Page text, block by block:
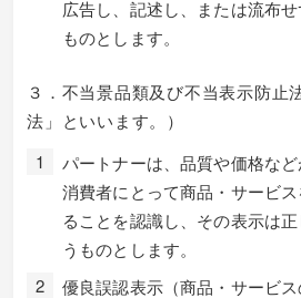
広告し、記述し、または流布
ものとします。
３．不当景品類及び不当表示防止
法」といいます。）
パートナーは、品質や価格な
消費者にとって商品・サービ
ることを認識し、その表示は
うものとします。
優良誤認表示（商品・サービ